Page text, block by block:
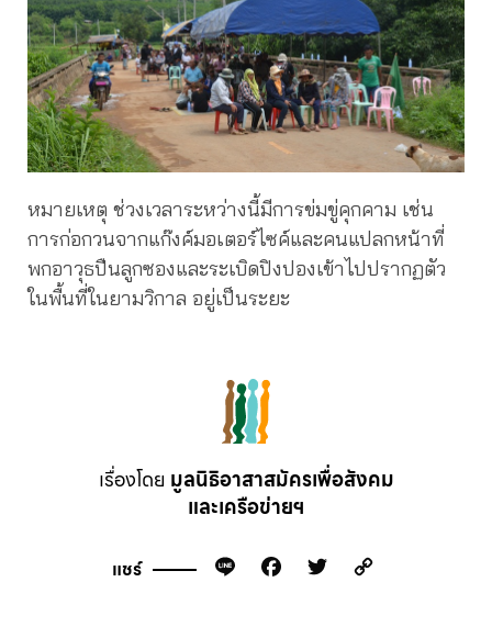
หมายเหตุ ช่วงเวลาระหว่างนี้มีการข่มขู่คุกคาม เช่น
การก่อกวนจากแก๊งค์มอเตอร์ไซค์และคนแปลกหน้าที่
พกอาวุธปืนลูกซองและระเบิดปิงปองเข้าไปปรากฏตัว
ในพื้นที่ในยามวิกาล อยู่เป็นระยะ
เรื่องโดย มูลนิธิอาสาสมัครเพื่อสังคม
และเครือข่ายฯ
แชร์ Line Facebook
Twitter